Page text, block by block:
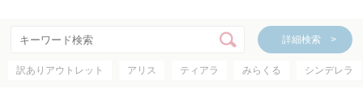
詳細検索 >
訳ありアウトレット アリス ティアラ みらくる シンデレラ
詳細検索 >
アイテムカテゴリー